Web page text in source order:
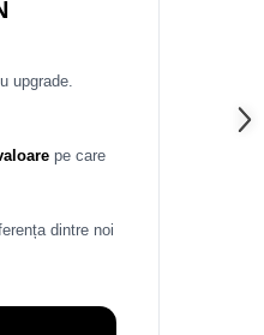
upgrade.
pe care
dintre noi